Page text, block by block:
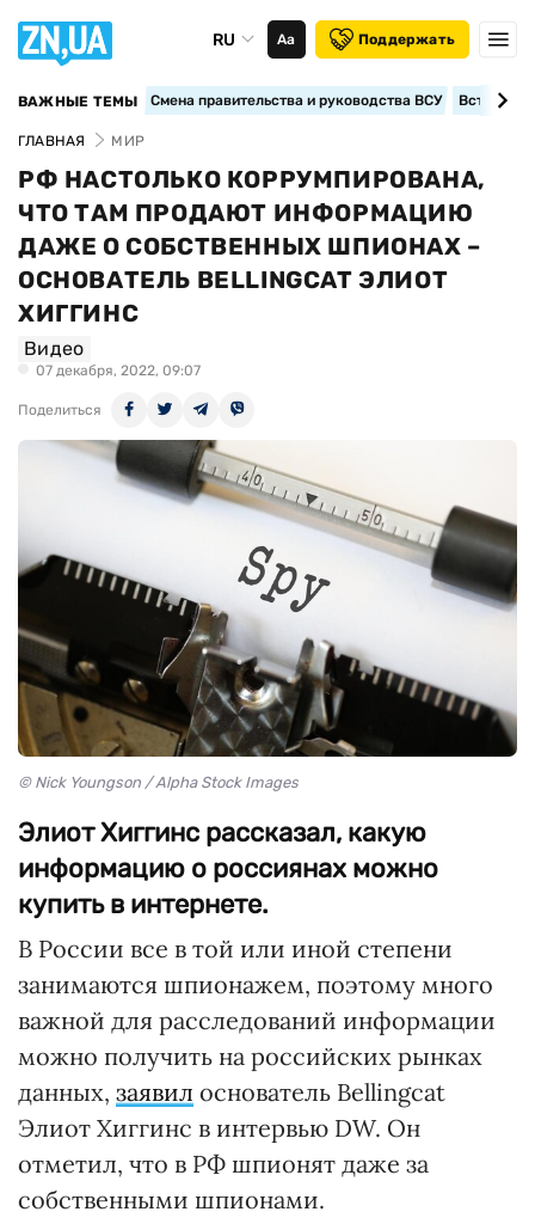
RU Аа Поддержать
ВАЖНЫЕ ТЕМЫ Смена правительства и руководства ВСУ
ГЛАВНАЯ МИР
РФ НАСТОЛЬКО КОРРУМПИРОВАНА,
ЧТО ТАМ ПРОДАЮТ ИНФОРМАЦИЮ
ДАЖЕ О СОБСТВЕННЫХ ШПИОНАХ –
ОСНОВАТЕЛЬ BELLINGCAT ЭЛИОТ
ХИГГИНС
Видео
07 декабря, 2022, 09:07
Поделиться
© Nick Youngson / Alpha Stock Images
Элиот Хиггинс рассказал, какую
информацию о россиянах можно
купить в интернете.
В России все в той или иной степени
занимаются шпионажем, поэтому много
важной для расследований информации
можно получить на российских рынках
данных, заявил основатель Bellingcat
Элиот Хиггинс в интервью DW. Он
отметил, что в РФ шпионят даже за
собственными шпионами.